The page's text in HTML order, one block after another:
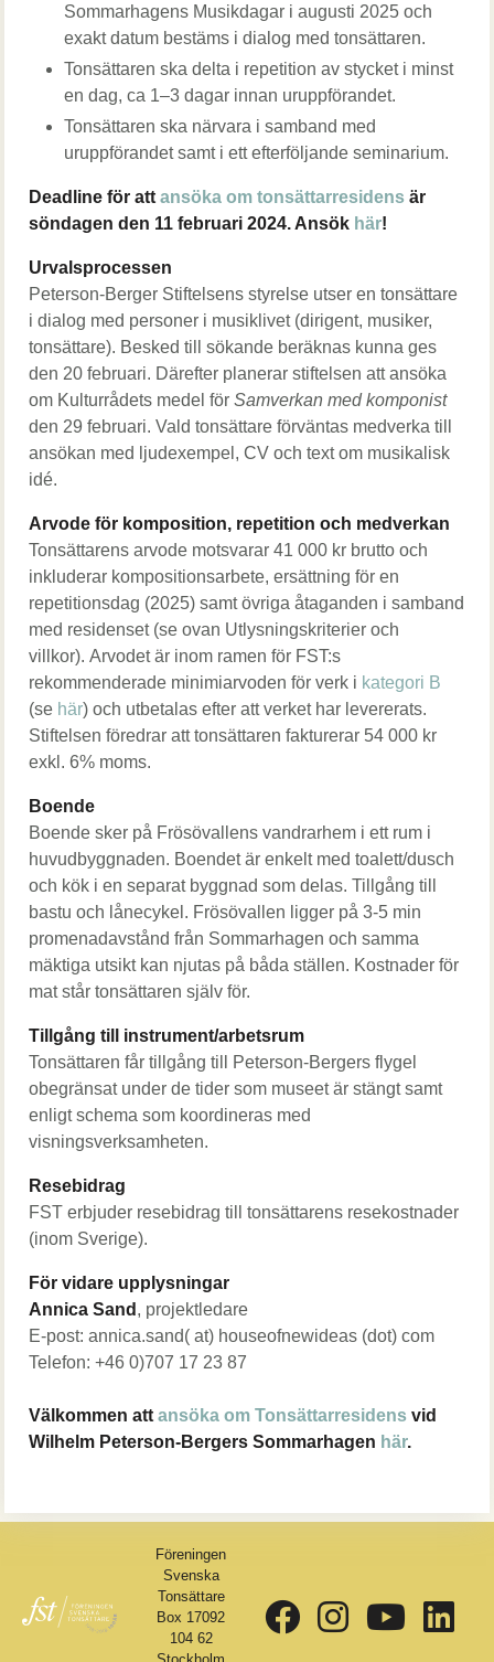
Sommarhagens Musikdagar i augusti 2025 och
exakt datum bestäms i dialog med tonsättaren.
Tonsättaren ska delta i repetition av stycket i minst
en dag, ca 1–3 dagar innan uruppförandet.
Tonsättaren ska närvara i samband med
uruppförandet samt i ett efterföljande seminarium.
Deadline för att ansöka om tonsättarresidens är
söndagen den 11 februari 2024. Ansök här!
Urvalsprocessen
Peterson-Berger Stiftelsens styrelse utser en tonsättare
i dialog med personer i musiklivet (dirigent, musiker,
tonsättare). Besked till sökande beräknas kunna ges
den 20 februari. Därefter planerar stiftelsen att ansöka
om Kulturrådets medel för Samverkan med komponist
den 29 februari. Vald tonsättare förväntas medverka till
ansökan med ljudexempel, CV och text om musikalisk
idé.
Arvode för komposition, repetition och medverkan
Tonsättarens arvode motsvarar 41 000 kr brutto och
inkluderar kompositionsarbete, ersättning för en
repetitionsdag (2025) samt övriga åtaganden i samband
med residenset (se ovan Utlysningskriterier och
villkor). Arvodet är inom ramen för FST:s
rekommenderade minimiarvoden för verk i kategori B
(se här) och utbetalas efter att verket har levererats.
Stiftelsen föredrar att tonsättaren fakturerar 54 000 kr
exkl. 6% moms.
Boende
Boende sker på Frösövallens vandrarhem i ett rum i
huvudbyggnaden. Boendet är enkelt med toalett/dusch
och kök i en separat byggnad som delas. Tillgång till
bastu och lånecykel. Frösövallen ligger på 3-5 min
promenadavstånd från Sommarhagen och samma
mäktiga utsikt kan njutas på båda ställen. Kostnader för
mat står tonsättaren själv för.
Tillgång till instrument/arbetsrum
Tonsättaren får tillgång till Peterson-Bergers flygel
obegränsat under de tider som museet är stängt samt
enligt schema som koordineras med
visningsverksamheten.
Resebidrag
FST erbjuder resebidrag till tonsättarens resekostnader
(inom Sverige).
För vidare upplysningar
Annica Sand , projektledare
E-post: annica.sand( at) houseofnewideas (dot) com
Telefon: +46 0)707 17 23 87
Välkommen att ansöka om Tonsättarresidens vid
Wilhelm Peterson-Bergers Sommarhagen här.
Föreningen
Svenska
Tonsättare
Box 17092
104 62